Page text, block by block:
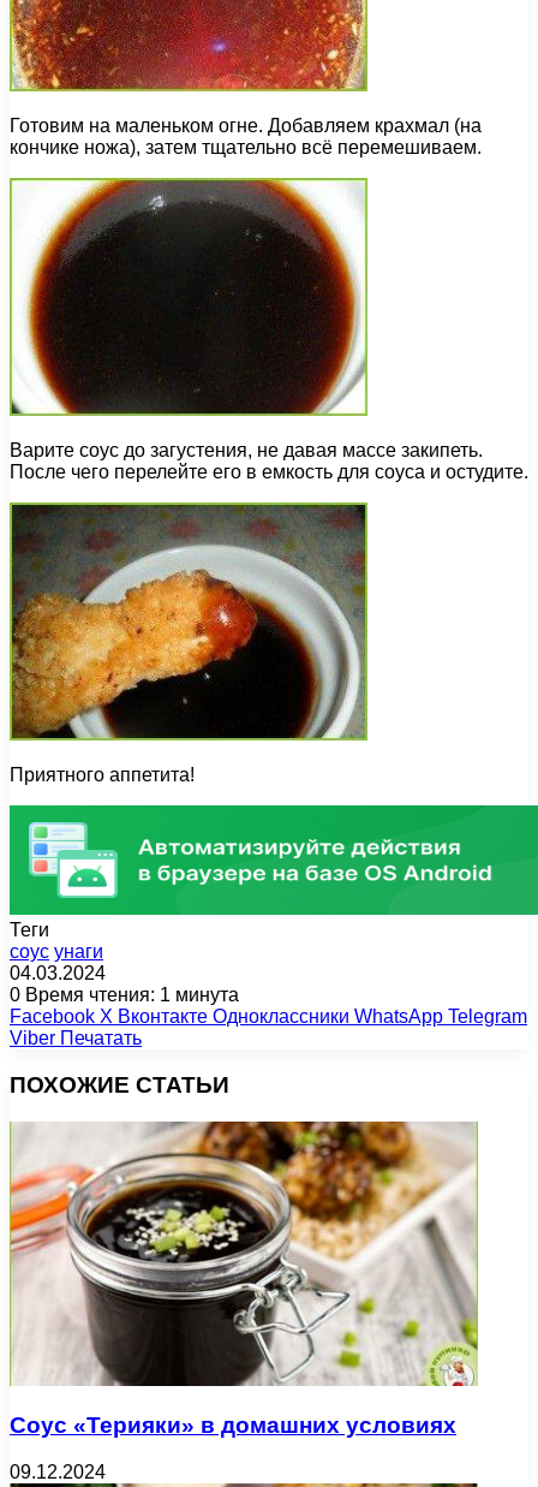
Готовим на маленьком огне. Добавляем крахмал (на
кончике ножа), затем тщательно всё перемешиваем.
Варите соус до загустения, не давая массе закипеть.
После чего перелейте его в емкость для соуса и остудите.
Приятного аппетита!
Теги
соус унаги
04.03.2024
0 Время чтения: 1 минута
Facebook X Вконтакте Одноклассники WhatsApp Telegram
Viber Печатать
ПОХОЖИЕ СТАТЬИ
Соус «Терияки» в домашних условиях
09.12.2024